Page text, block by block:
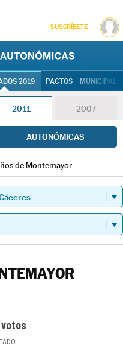
SUSCRÍBETE
2019 PACTOS
2011 2007
AUTONÓMICAS
de Montemayor
votos